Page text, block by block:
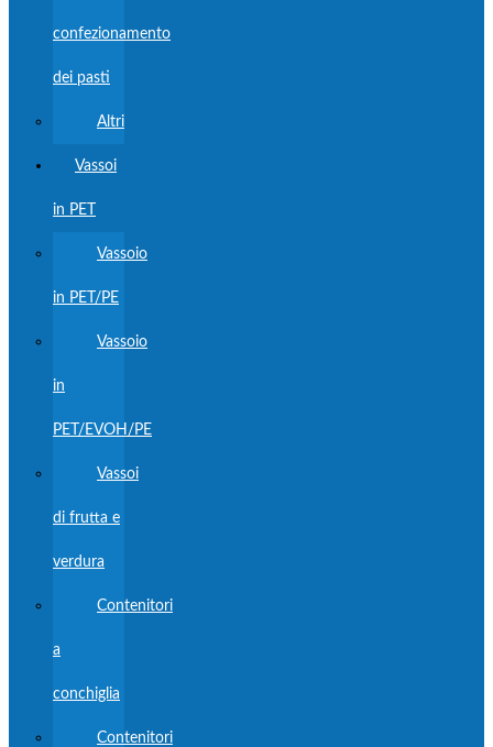
confezionamento
dei pasti
Altri
Vassoi
in PET
Vassoio
in PET/PE
Vassoio
in
PET/EVOH/PE
Vassoi
di frutta e
verdura
Contenitori
a
conchiglia
Contenitori